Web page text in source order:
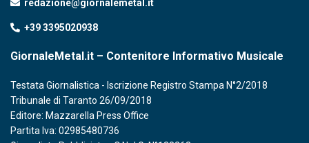
redazione@giornalemetal.it
+39 3395020938
GiornaleMetal.it – Contenitore Informativo Musicale
Testata Giornalistica - Iscrizione Registro Stampa N°2/2018
Tribunale di Taranto 26/09/2018
Editore: Mazzarella Press Office
Partita Iva: 02985480736